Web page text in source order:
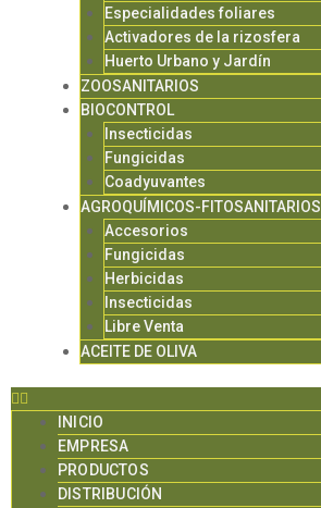
Especialidades foliares
Activadores de la rizosfera
Huerto Urbano y Jardín
ZOOSANITARIOS
BIOCONTROL
Insecticidas
Fungicidas
Coadyuvantes
AGROQUÍMICOS-FITOSANITARIOS
Accesorios
Fungicidas
Herbicidas
Insecticidas
Libre Venta
ACEITE DE OLIVA
INICIO
EMPRESA
PRODUCTOS
DISTRIBUCIÓN